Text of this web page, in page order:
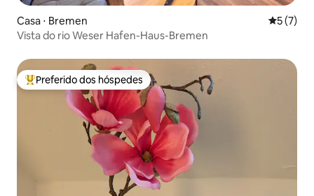
Casa ⋅ Bremen 5 de
5 (7)
Vista do rio Weser Hafen-Haus-Bremen
Entre os melhores preferidos dos hóspedes
Preferido dos hóspedes